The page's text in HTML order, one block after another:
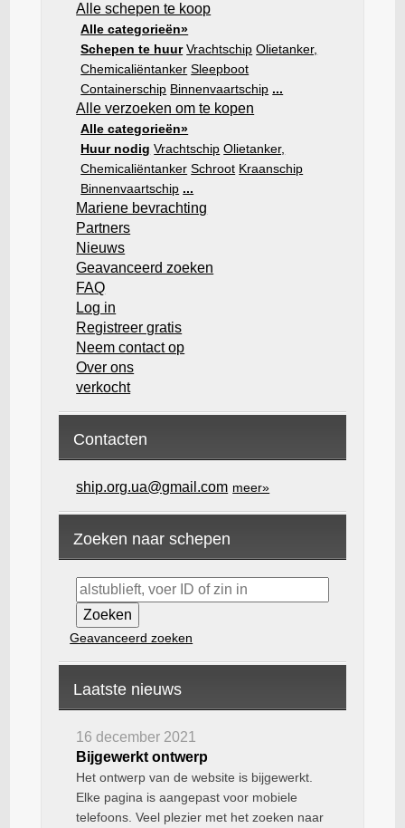
Alle schepen te koop
Alle categorieën»
Schepen te huur Vrachtschip Olietanker,
Chemicaliëntanker Sleepboot
Containerschip Binnenvaartschip ...
Alle verzoeken om te kopen
Alle categorieën»
Huur nodig Vrachtschip Olietanker,
Chemicaliëntanker Schroot Kraanschip
Binnenvaartschip ...
Mariene bevrachting
Partners
Nieuws
Geavanceerd zoeken
FAQ
Log in
Registreer gratis
Neem contact op
Over ons
verkocht
Contacten
ship.org.ua@gmail.com meer»
Zoeken naar schepen
Geavanceerd zoeken
Laatste nieuws
16 december 2021
Bijgewerkt ontwerp
Het ontwerp van de website is bijgewerkt.
Elke pagina is aangepast voor mobiele
telefoons. Veel plezier met het zoeken naar